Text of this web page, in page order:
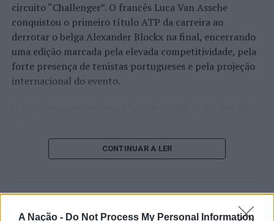
A Nação - Do Not Process My Personal Information
circuito “Challenger”. O francês Luca Van Assche
conquistou o primeiro título ATP da carreira ao
derrotar o belga Alexander Blockx na final, encerrando
uma edição marcada pela elevada competitividade, pela
forte presença de tenistas portugueses e pela projeção
internacional do evento.
de um lugar no quadro principal. A cerimónia de
abertura contou com a presença do presidente da
início de uma competição que voltou a colocar o
concelho no centro do calendário internacional do
CONTINUAR A LER